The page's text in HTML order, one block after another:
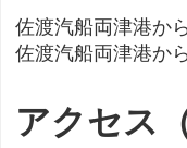
佐渡汽船両津港か
佐渡汽船両津港か
アクセス